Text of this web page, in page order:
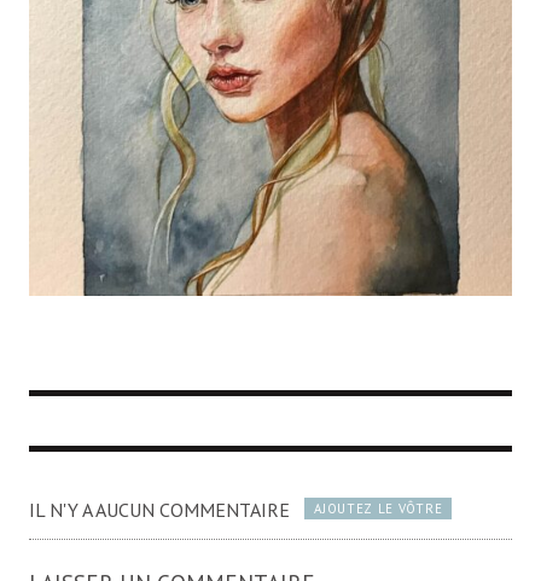
IL N'Y A AUCUN COMMENTAIRE AJOUTEZ LE VÔTRE